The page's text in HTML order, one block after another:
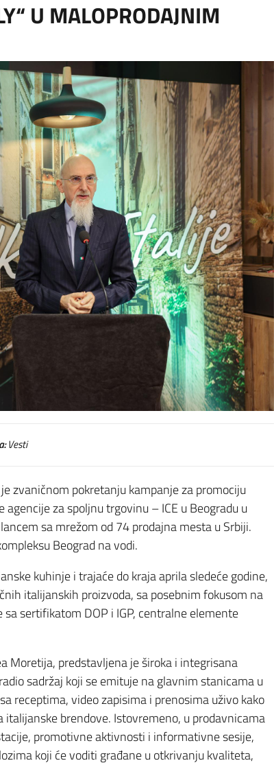
U MALOPRODAJNIM
Vesti
zvaničnom pokretanju kampanje za promociju
za spoljnu trgovinu – ICE u Beogradu u
sa mrežom od 74 prodajna mesta u Srbiji.
Beograd na vodi.
kuhinje i trajaće do kraja aprila sledeće godine,
italijanskih proizvoda, sa posebnim fokusom na
sertifikatom DOP i IGP, centralne elemente
Moretija, predstavljena je široka i integrisana
sadržaj koji se emituje na glavnim stanicama u
receptima, video zapisima i prenosima uživo kako
brendove. Istovremeno, u prodavnicama
promotivne aktivnosti i informativne sesije,
koji će voditi građane u otkrivanju kvaliteta,